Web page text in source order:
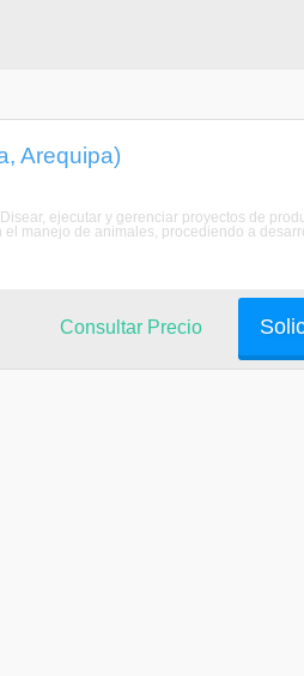
Arequipa)
ejecutar y gerenciar proyectos de
manejo de animales, procediendo a
Consultar Precio